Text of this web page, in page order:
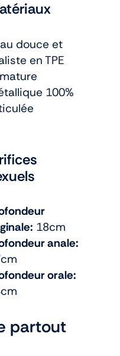
douce et
en TPE
100%
18cm
anale:
orale:
partout